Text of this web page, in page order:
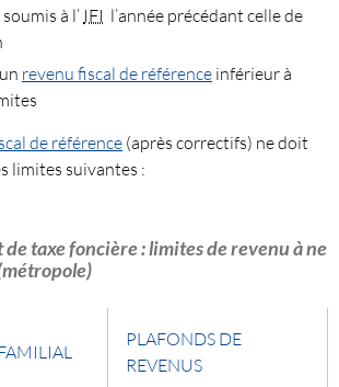
à l’ IFI l’année précédant celle de
revenu fiscal de référence inférieur à
de référence (après correctifs) ne doit
limites suivantes :
taxe foncière : limites de revenu à ne
PLAFONDS DE
REVENUS